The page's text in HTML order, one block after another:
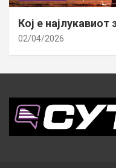
Кој е најлукавиот
02/04/2026